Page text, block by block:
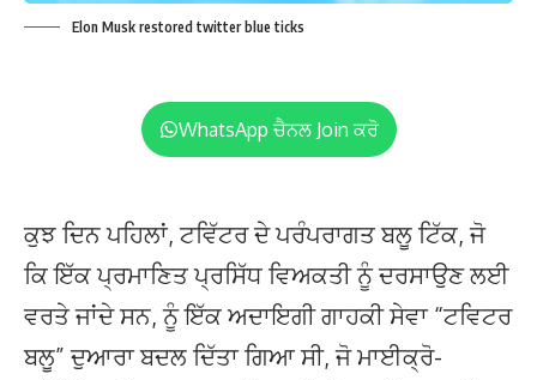
Elon Musk restored twitter blue ticks
WhatsApp ਚੈਨਲ Join ਕਰੋ
ਕੁਝ ਦਿਨ ਪਹਿਲਾਂ, ਟਵਿੱਟਰ ਦੇ ਪਰੰਪਰਾਗਤ ਬਲੂ ਟਿੱਕ, ਜੋ
ਕਿ ਇੱਕ ਪ੍ਰਮਾਣਿਤ ਪ੍ਰਸਿੱਧ ਵਿਅਕਤੀ ਨੂੰ ਦਰਸਾਉਣ ਲਈ
ਵਰਤੇ ਜਾਂਦੇ ਸਨ, ਨੂੰ ਇੱਕ ਅਦਾਇਗੀ ਗਾਹਕੀ ਸੇਵਾ “ਟਵਿਟਰ
ਬਲੂ” ਦੁਆਰਾ ਬਦਲ ਦਿੱਤਾ ਗਿਆ ਸੀ, ਜੋ ਮਾਈਕ੍ਰੋ-